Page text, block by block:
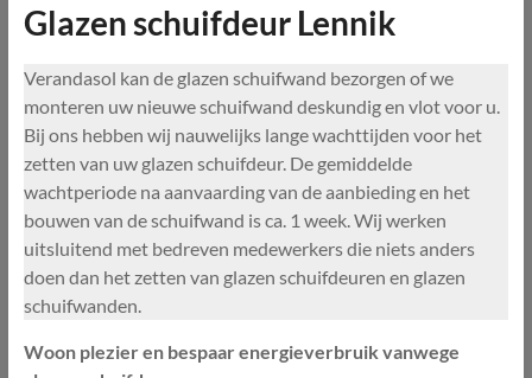
Glazen schuifdeur Lennik
Verandasol kan de glazen schuifwand bezorgen of we
monteren uw nieuwe schuifwand deskundig en vlot voor u.
Bij ons hebben wij nauwelijks lange wachttijden voor het
zetten van uw glazen schuifdeur. De gemiddelde
wachtperiode na aanvaarding van de aanbieding en het
bouwen van de schuifwand is ca. 1 week. Wij werken
uitsluitend met bedreven medewerkers die niets anders
doen dan het zetten van glazen schuifdeuren en glazen
schuifwanden.
Woon plezier en bespaar energieverbruik vanwege